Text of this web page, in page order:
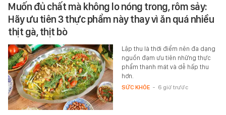
Muốn đủ chất mà không lo nóng trong, rôm sảy:
Hãy ưu tiên 3 thực phẩm này thay vì ăn quá nhiều
thịt gà, thịt bò
Lập thu là thời điểm nên đa dạng
nguồn đạm ưu tiên những thực
phẩm thanh mát và dễ hấp thu
hơn.
SỨC KHỎE - 6 giờ trước